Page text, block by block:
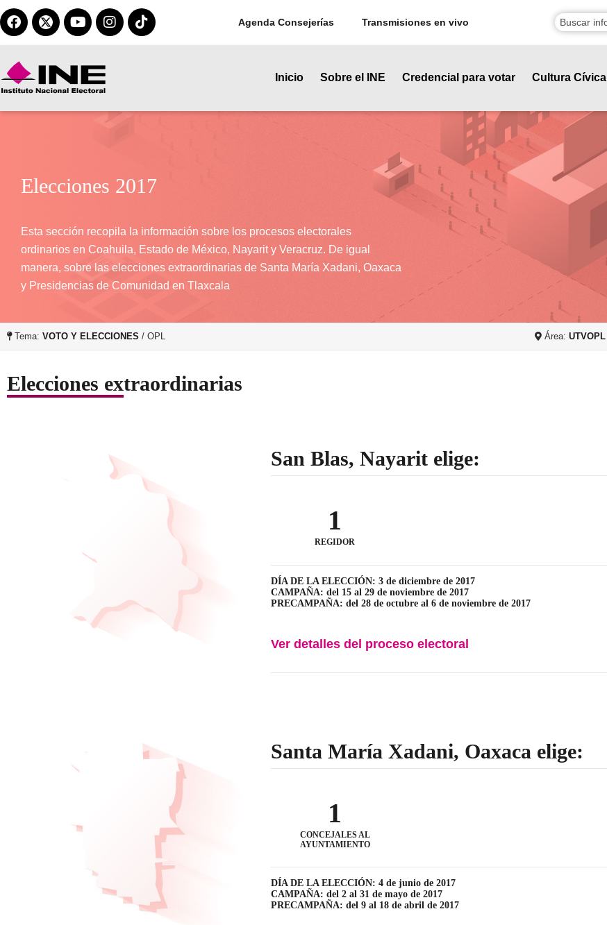
Agenda Consejerías Transmisiones en vivo
Inicio Sobre el INE Credencial para votar Cultura Cívica
Elecciones 2017
Esta sección recopila la información sobre los procesos electorales
ordinarios en Coahuila, Estado de México, Nayarit y Veracruz. De igual
manera, sobre las elecciones extraordinarias de Santa María Xadani, Oaxaca
y Presidencias de Comunidad en Tlaxcala
Tema: VOTO Y ELECCIONES / OPL Área: UTVOPL
Elecciones extraordinarias
San Blas, Nayarit elige:
1
REGIDOR
DÍA DE LA ELECCIÓN: 3 de diciembre de 2017
CAMPAÑA: del 15 al 29 de noviembre de 2017
PRECAMPAÑA: del 28 de octubre al 6 de noviembre de 2017
Ver detalles del proceso electoral
Santa María Xadani, Oaxaca elige:
1
CONCEJALES AL
AYUNTAMIENTO
DÍA DE LA ELECCIÓN: 4 de junio de 2017
CAMPAÑA: del 2 al 31 de mayo de 2017
PRECAMPAÑA: del 9 al 18 de abril de 2017